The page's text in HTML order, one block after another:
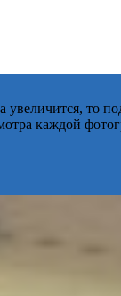
то
каждой